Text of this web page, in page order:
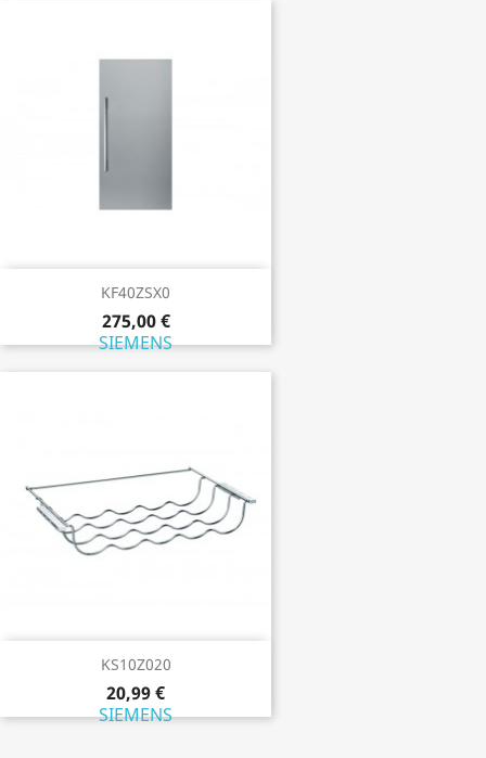
KF40ZSX0
275,00 €
SIEMENS
KS10Z020
20,99 €
SIEMENS